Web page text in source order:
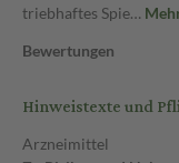
triebhaftes Spie…
Bewertungen
Hinweistexte und
Arzneimittel